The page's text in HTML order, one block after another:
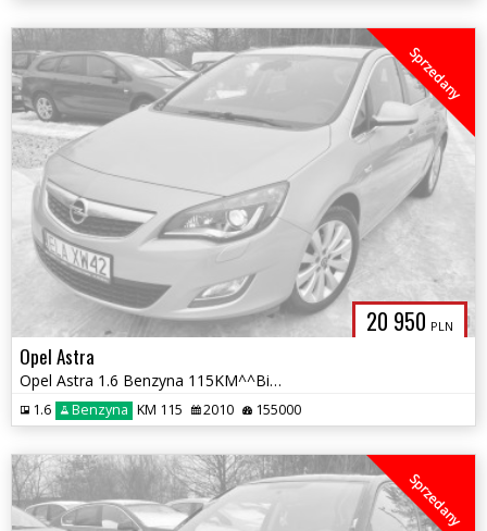
20 950 PLN
Sprzedany
Opel Astra
Opel Astra 1.6 Benzyna 115KM^^Bi-xenon^^155 Tys.km^^Nawigacja^^2011r^^
1.6 Benzyna KM 115 2010 155000
Sprzedany